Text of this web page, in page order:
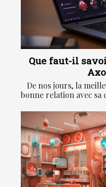
Que faut-il
De nos jours, la
bonne relation avec sa